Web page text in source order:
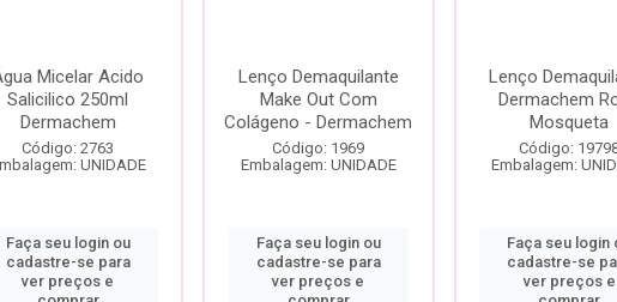
Micelar Acido
Salicilico 250ml
Dermachem
Código: 2763
UNIDADE
Faça seu login ou
cadastre-se para
ver preços e
Lenço Demaquilante
Make Out Com
Colágeno - Dermachem
Código: 1969
Embalagem: UNIDADE
Faça seu login ou
cadastre-se para
ver preços e
Lenço
Dermachem
Mosqueta
Código:
Embalagem:
Faça seu login
cadastre-se
ver preços e